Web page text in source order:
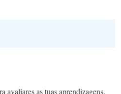
avaliares as tuas aprendizagens.